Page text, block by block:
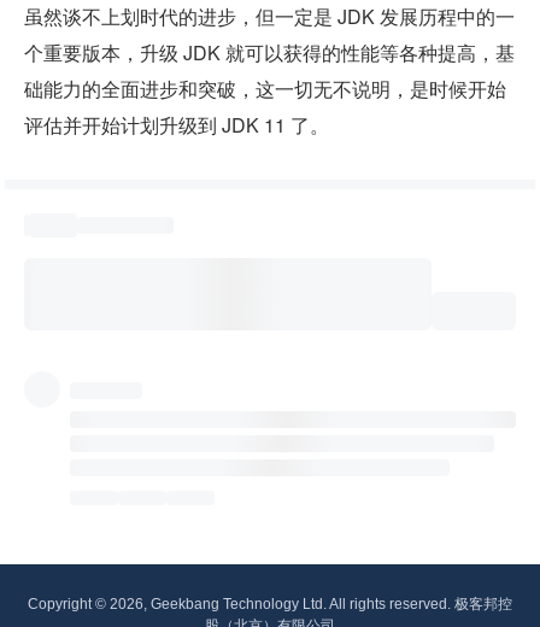
虽然谈不上划时代的进步，但一定是 JDK 发展历程中的一
个重要版本，升级 JDK 就可以获得的性能等各种提高，基
础能力的全面进步和突破，这一切无不说明，是时候开始
评估并开始计划升级到 JDK 11 了。
Copyright © 2026, Geekbang Technology Ltd. All rights reserved. 极客邦控